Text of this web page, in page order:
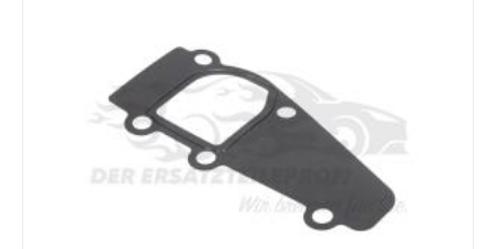
Mitsubishi Ersatzteile
Nissan Ersatzteile